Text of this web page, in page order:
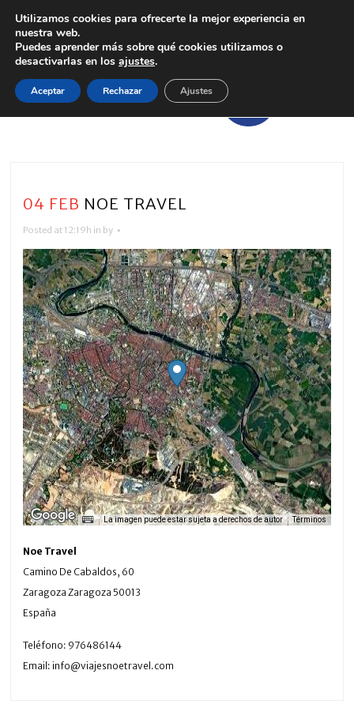
04 FEB NOE TRAVEL
Posted at 12:19h in by
La imagen puede estar sujeta a derechos de autor Términos
Noe Travel
Camino De Cabaldos, 60
ZaragozaZaragoza50013
España
Teléfono: 976486144
Email:info@viajesnoetravel.com
Utilizamos cookies para ofrecerte la mejor experiencia en
nuestra web.
Puedes aprender más sobre qué cookies utilizamos o
desactivarlas en los ajustes.
Aceptar Rechazar Ajustes